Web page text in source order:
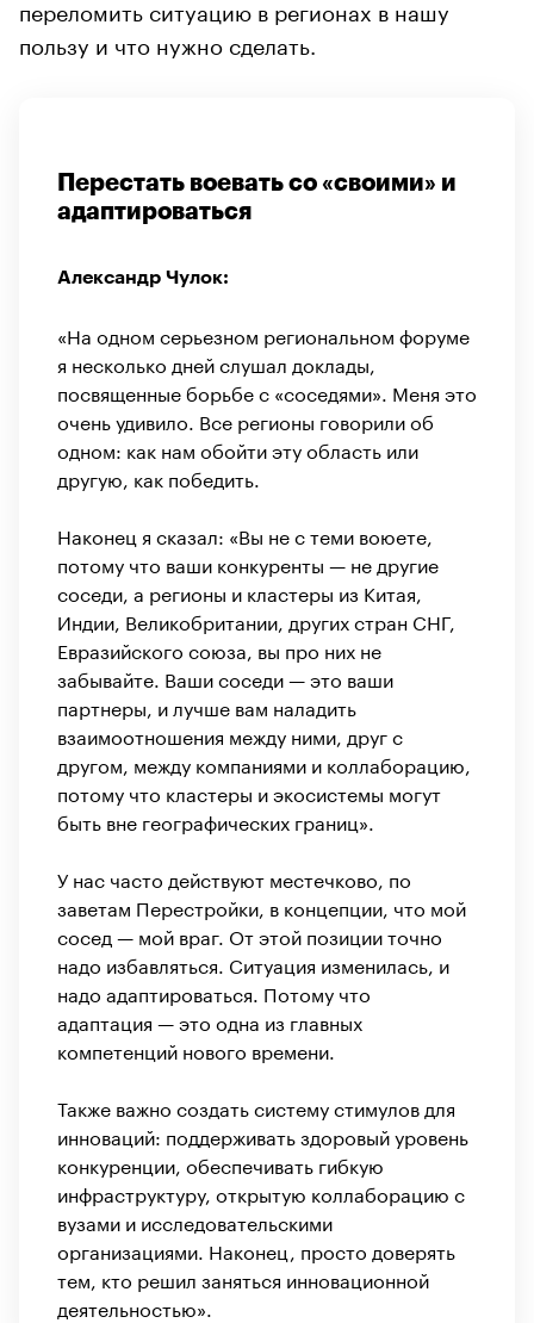
переломить ситуацию в регионах в нашу
пользу и что нужно сделать.
Перестать воевать со «своими» и
адаптироваться
Александр Чулок:
«На одном серьезном региональном форуме
я несколько дней слушал доклады,
посвященные борьбе с «соседями». Меня это
очень удивило. Все регионы говорили об
одном: как нам обойти эту область или
другую, как победить.
Наконец я сказал: «Вы не с теми воюете,
потому что ваши конкуренты — не другие
соседи, а регионы и кластеры из Китая,
Индии, Великобритании, других стран СНГ,
Евразийского союза, вы про них не
забывайте. Ваши соседи — это ваши
партнеры, и лучше вам наладить
взаимоотношения между ними, друг с
другом, между компаниями и коллаборацию,
потому что кластеры и экосистемы могут
быть вне географических границ».
У нас часто действуют местечково, по
заветам Перестройки, в концепции, что мой
сосед — мой враг. От этой позиции точно
надо избавляться. Ситуация изменилась, и
надо адаптироваться. Потому что
адаптация — это одна из главных
компетенций нового времени.
Также важно создать систему стимулов для
инноваций: поддерживать здоровый уровень
конкуренции, обеспечивать гибкую
инфраструктуру, открытую коллаборацию с
вузами и исследовательскими
организациями. Наконец, просто доверять
тем, кто решил заняться инновационной
деятельностью».